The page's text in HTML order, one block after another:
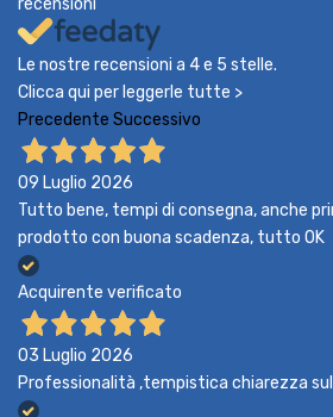
Le nostre recensioni a 4 e 5 stelle.
Clicca qui per leggerle tutte >
Precedente Successivo
09 Luglio 2026
Tutto bene, tempi di consegna, anche
prodotto con buona scadenza, tutto OK
Acquirente verificato
03 Luglio 2026
Professionalità ,tempistica chiarezza